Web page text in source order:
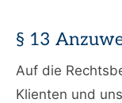
§ 13
Auf die
Klienten und